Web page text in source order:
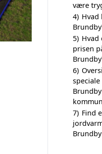
være
4)
5) Hvad
prisen
6)
7) Find
Brundby